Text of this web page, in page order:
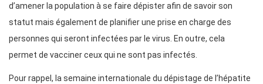
d’amener la population à se faire dépister afin de savoir son
statut mais également de planifier une prise en charge des
personnes qui seront infectées par le virus. En outre, cela
permet de vacciner ceux qui ne sont pas infectés.
Pour rappel, la semaine internationale du dépistage de l’hépatite